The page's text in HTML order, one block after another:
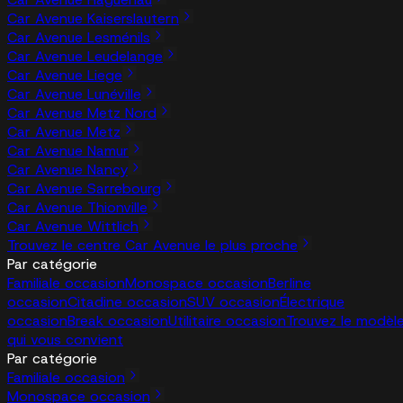
Car Avenue Kaiserslautern
Car Avenue Lesménils
Car Avenue Leudelange
Car Avenue Liege
Car Avenue Lunéville
Car Avenue Metz Nord
Car Avenue Metz
Car Avenue Namur
Car Avenue Nancy
Car Avenue Sarrebourg
Car Avenue Thionville
Car Avenue Wittlich
Trouvez le centre Car Avenue le plus proche
Par catégorie
Familiale occasionMonospace occasionBerline
occasionCitadine occasionSUV occasionÉlectrique
occasionBreak occasionUtilitaire occasionTrouvez le
qui vous convient
Par catégorie
Familiale occasion
Monospace occasion